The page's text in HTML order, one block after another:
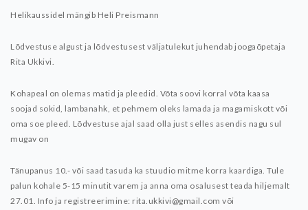
Helikaussidel mängib Heli Preismann
Lõdvestuse algust ja lõdvestusest väljatulekut juhendab joogaõpetaja
Rita Ukkivi.
Kohapeal on olemas matid ja pleedid. Võta soovi korral võta kaasa
soojad sokid, lambanahk, et pehmem oleks lamada ja magamiskott või
oma soe pleed. Lõdvestuse ajal saad olla just selles asendis nagu sul
mugav on
Tänupanus 10.- või saad tasuda ka stuudio mitme korra kaardiga. Tule
palun kohale 5-15 minutit varem ja anna oma osalusest teada hiljemalt
27.01. Info ja registreerimine: rita.ukkivi@gmail.com või